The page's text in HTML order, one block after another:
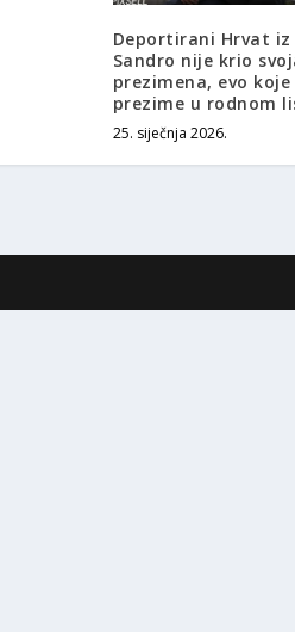
Deportirani Hrvat iz
Sandro nije krio
prezimena, evo
prezime u rodnom
25. siječnja 2026.